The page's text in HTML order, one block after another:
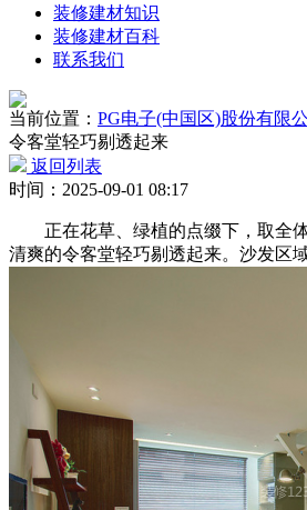
装修建材知识
装修建材百科
联系我们
当前位置： PG电子(中国区)股份有限
令客堂轻巧剔透起来
返回列表
时间：2025-09-01 08:17
正在花草、绿植的点缀下，取全体
清爽的令客堂轻巧剔透起来。沙发区